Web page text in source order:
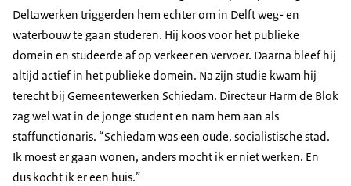
Deltawerken triggerden hem echter om in Delft weg- en
waterbouw te gaan studeren. Hij koos voor het publieke
domein en studeerde af op verkeer en vervoer. Daarna bleef hij
altijd actief in het publieke domein. Na zijn studie kwam hij
terecht bij Gemeentewerken Schiedam. Directeur Harm de Blok
zag wel wat in de jonge student en nam hem aan als
staffunctionaris. “Schiedam was een oude, socialistische stad.
Ik moest er gaan wonen, anders mocht ik er niet werken. En
dus kocht ik er een huis.”